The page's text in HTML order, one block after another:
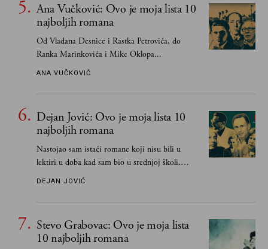
Ana Vučković: Ovo je moja lista 10
najboljih romana
Od Vladana Desnice i Rastka Petrovića, do
Ranka Marinkovića i Mike Oklopa...
ANA VUČKOVIĆ
Dejan Jović: Ovo je moja lista 10
najboljih romana
Nastojao sam istaći romane koji nisu bili u
lektiri u doba kad sam bio u srednjoj školi.
Smatrao sam da su "klasici" već dovoljno
DEJAN JOVIĆ
Stevo Grabovac: Ovo je moja lista
10 najboljih romana